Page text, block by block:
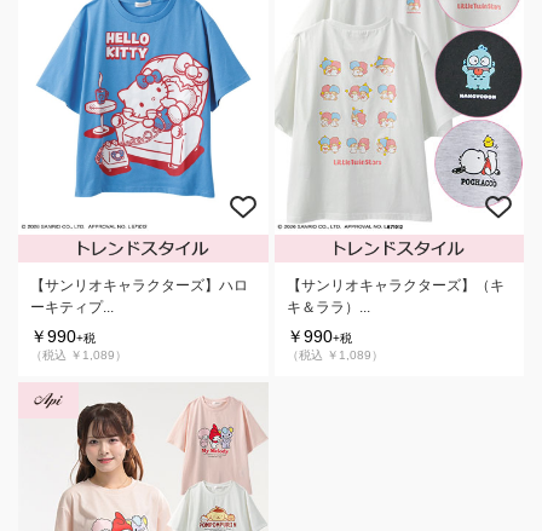
【サンリオキャラクターズ】ハロ
ーキティプ...
￥990+税
（税込 ￥1,089）
【サンリオキャラクターズ】（キ
キ＆ララ）...
￥990+税
（税込 ￥1,089）